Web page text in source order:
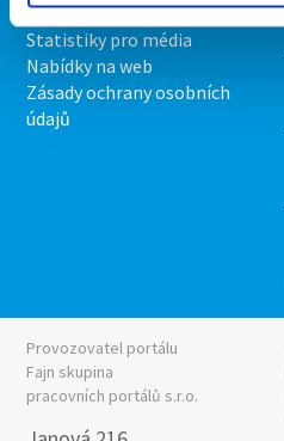
Upravit předvolby cookies
Statistiky pro média
Nabídky na web
Zásady ochrany osobních
údajů
Provozovatel portálu
Fajn skupina
pracovních portálů s.r.o.